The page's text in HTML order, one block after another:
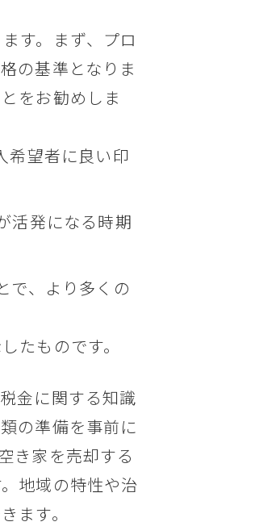
す。まず、プロ
の基準となりま
をお勧めしま
希望者に良い印
活発になる時期
で、より多くの
たものです。
金に関する知識
の準備を事前に
き家を売却する
地域の特性や治
ます。